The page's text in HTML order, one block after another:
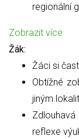
regionální
Zobrazit více
Žák:
Žáci si
Obtížné
jiným
reflexe